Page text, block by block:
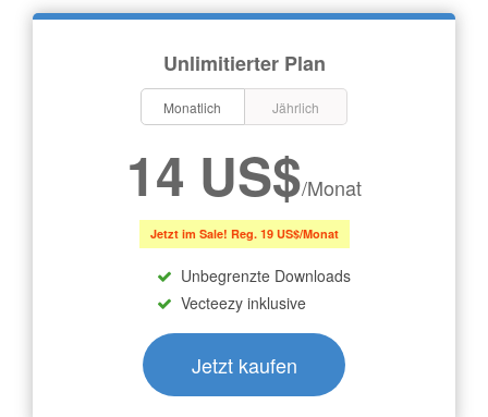
Unlimitierter Plan
Monatlich Jährlich
14 US$/Monat
Jetzt im Sale! Reg. 19 US$/Monat
Unbegrenzte Downloads
Vecteezy inklusive
Jetzt kaufen